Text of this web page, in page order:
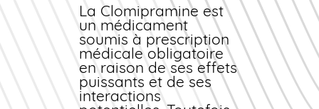
Grâce à notre
plateforme numérique,
vous profitez deprix
compétitifs et d'une
livraison rapide
partouten France.
Notre stock
La Clomipramine est
un médicament
soumis à prescription
médicale obligatoire
en raison de ses effets
puissants et de ses
interactions